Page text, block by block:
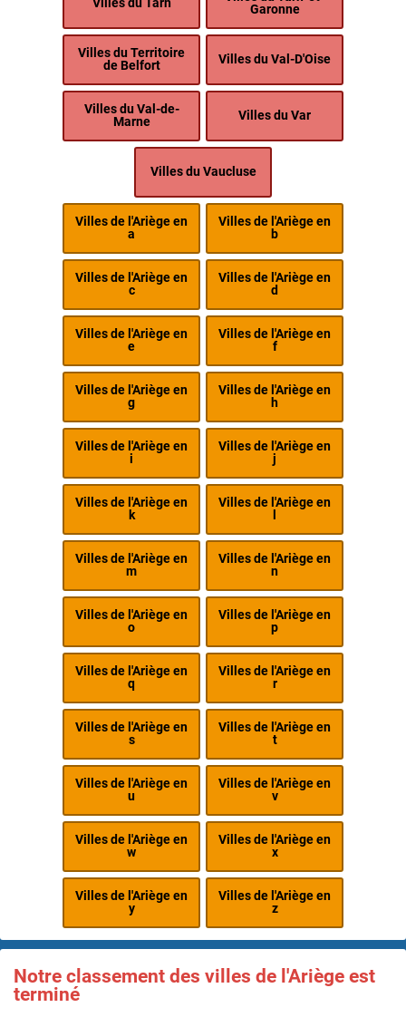
Villes du Tarn
Garonne
Villes du Territoire
de Belfort
Villes du Val-D'Oise
Villes du Val-de-
Marne
Villes du Var
Villes du Vaucluse
Villes de l'Ariège en
a
Villes de l'Ariège en
b
Villes de l'Ariège en
c
Villes de l'Ariège en
d
Villes de l'Ariège en
e
Villes de l'Ariège en
f
Villes de l'Ariège en
g
Villes de l'Ariège en
h
Villes de l'Ariège en
i
Villes de l'Ariège en
j
Villes de l'Ariège en
k
Villes de l'Ariège en
Villes de l'Ariège en
m
Villes de l'Ariège en
n
Villes de l'Ariège en
o
Villes de l'Ariège en
p
Villes de l'Ariège en
q
Villes de l'Ariège en
r
Villes de l'Ariège en
s
Villes de l'Ariège en
t
Villes de l'Ariège en
u
Villes de l'Ariège en
v
Villes de l'Ariège en
w
Villes de l'Ariège en
x
Villes de l'Ariège en
y
Villes de l'Ariège en
z
Notre classement des villes de l'Ariège est
terminé